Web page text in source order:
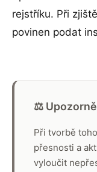
rejstříku. Při
povinen podat
⚖️
Při tvorbě
přesnosti a
vyloučit